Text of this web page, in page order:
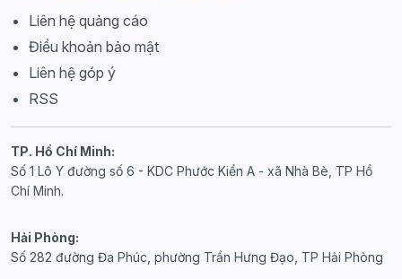
Liên hệ quảng cáo
Điều khoản bảo mật
Liên hệ góp ý
RSS
TP. Hồ Chí Minh:
Số 1 Lô Y đường số 6 - KDC Phước Kiển A - xã Nhà Bè, TP Hồ
Chí Minh.
Hải Phòng:
Số 282 đường Đa Phúc, phường Trần Hưng Đạo, TP Hải Phòng